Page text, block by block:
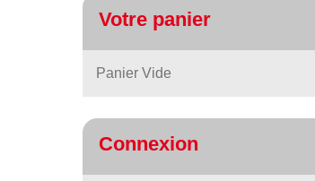
Votre panier
Panier Vide
Connexion